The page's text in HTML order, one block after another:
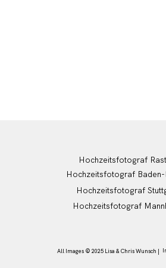
Hochzeitsfotograf
Hochzeitsfotograf Baden-
Hochzeitsfotograf
Hochzeitsfotograf
All Images © 2025 Lisa & Chris Wunsch |